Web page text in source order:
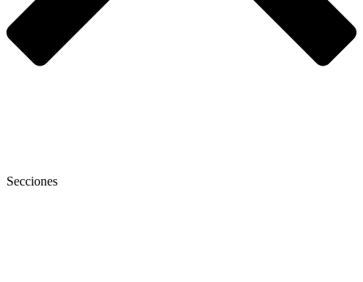
Secciones